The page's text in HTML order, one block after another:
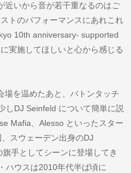
近いから音が若干重なるのはご
トのパフォーマンスにあれこれ
10th anniversary- supported
実施してほしいと心から感じる
場を温めたあと、バトンタッチ
しDJ Seinfeld について簡単に説
Mafia、Alesso といったスター
スウェーデン出身のDJ
手としてシーンに登場してき
ハウスは2010年代半ば頃に